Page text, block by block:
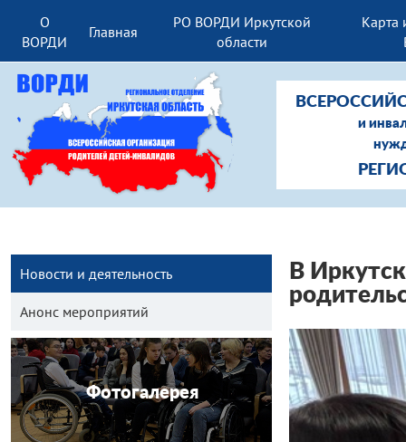
О
ВОРДИ
Главная
РО ВОРДИ Иркутской
области
Карта
и
Новости и деятельность
Анонс мероприятий
Фотогалерея
В